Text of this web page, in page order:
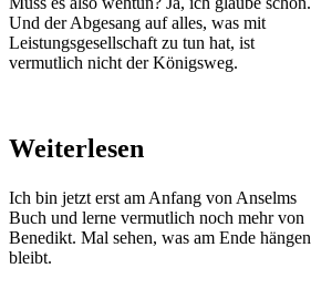
Und der Abgesang auf alles, was mit
Leistungsgesellschaft zu tun hat, ist
vermutlich nicht der Königsweg.
Weiterlesen
Ich bin jetzt erst am Anfang von Anselms
Buch und lerne vermutlich noch mehr von
Benedikt. Mal sehen, was am Ende hängen
bleibt.